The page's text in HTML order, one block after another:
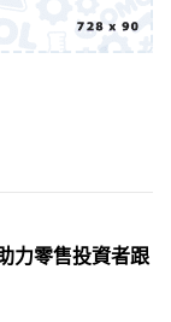
力零售投資者跟